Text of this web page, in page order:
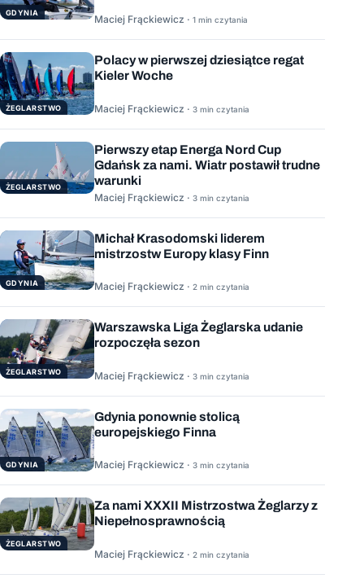
GDYNIA
Maciej Frąckiewicz · 1 min czytania
ŻEGLARSTWO
Polacy w pierwszej dziesiątce regat
Kieler Woche
Maciej Frąckiewicz · 3 min czytania
ŻEGLARSTWO
Pierwszy etap Energa Nord Cup
Gdańsk za nami. Wiatr postawił trudne
warunki
Maciej Frąckiewicz · 3 min czytania
GDYNIA
Michał Krasodomski liderem
mistrzostw Europy klasy Finn
Maciej Frąckiewicz · 2 min czytania
ŻEGLARSTWO
Warszawska Liga Żeglarska udanie
rozpoczęła sezon
Maciej Frąckiewicz · 3 min czytania
GDYNIA
Gdynia ponownie stolicą
europejskiego Finna
Maciej Frąckiewicz · 3 min czytania
ŻEGLARSTWO
Za nami XXXII Mistrzostwa Żeglarzy z
Niepełnosprawnością
Maciej Frąckiewicz · 2 min czytania